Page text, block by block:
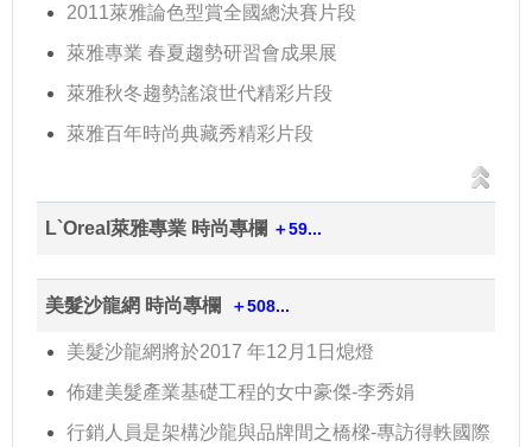
2011萊雅論色型賞全國總決賽片段
萊雅專業 春夏趨勢研習會成果展
萊雅秋冬趨勢謠滾世代精彩片段
萊雅百年時尚典藏秀精彩片段
L`Oreal萊雅專業 時尚專欄 ＋59...
美髮沙龍網 時尚專欄 ＋508...
美髮沙龍網將於2017 年12月1日熄燈
佈建美髮產業基礎工程的女中豪傑-李秀娟
行銷人員是架構沙龍與品牌間之橋樑-專訪得軼國際